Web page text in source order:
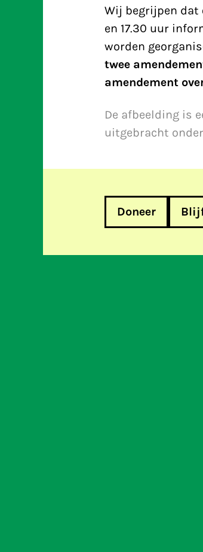
Wij begrijpen dat
en 17.30 uur
worden
twee
amendement
De afbeelding is
uitgebracht
Doneer